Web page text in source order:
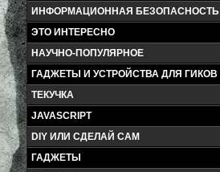
ИНФОРМАЦИОННАЯ БЕЗОПАСНОСТЬ
ЭТО ИНТЕРЕСНО
НАУЧНО-ПОПУЛЯРНОЕ
ГАДЖЕТЫ И УСТРОЙСТВА ДЛЯ ГИКОВ
ТЕКУЧКА
JAVASCRIPT
DIY ИЛИ СДЕЛАЙ САМ
ГАДЖЕТЫ